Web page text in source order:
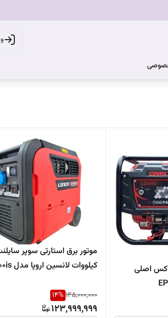
کواکس اصلی
کیلووات لانسین اروپا مدل GR4800is
145,000,000
14%
123,999,999